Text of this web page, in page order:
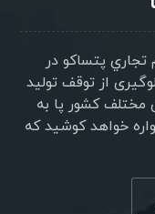
پتساکو در
جلوگیری از توقف تولید
مختلف کشور پا به
خواهد کوشید که